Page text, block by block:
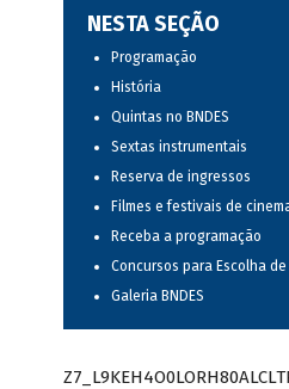
NESTA SEÇÃO
Programação
História
Quintas no BNDES
Sextas instrumentais
Reserva de ingressos
Filmes e festivais de
Receba a programação
Concursos para Escolha
Galeria BNDES